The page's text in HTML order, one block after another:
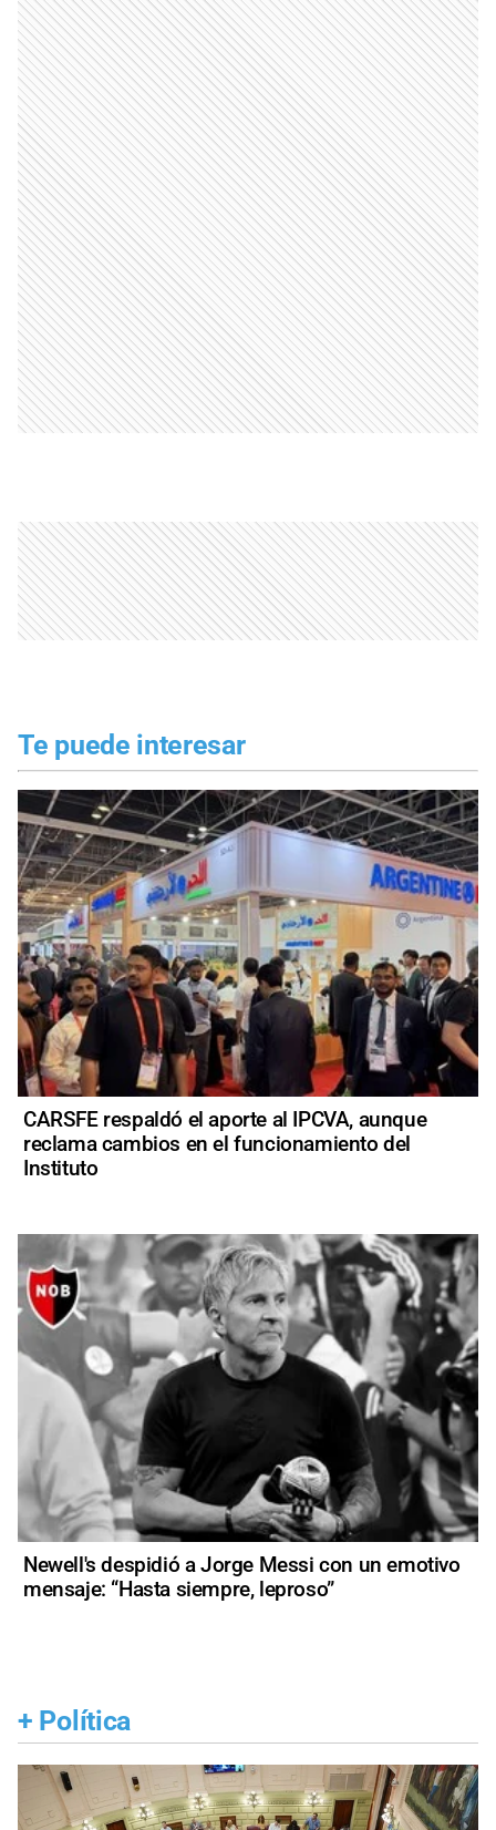
Te puede interesar
CARSFE respaldó el aporte al IPCVA, aunque
reclama cambios en el funcionamiento del
Instituto
Newell's despidió a Jorge Messi con un emotivo
mensaje: “Hasta siempre, leproso”
+ Política